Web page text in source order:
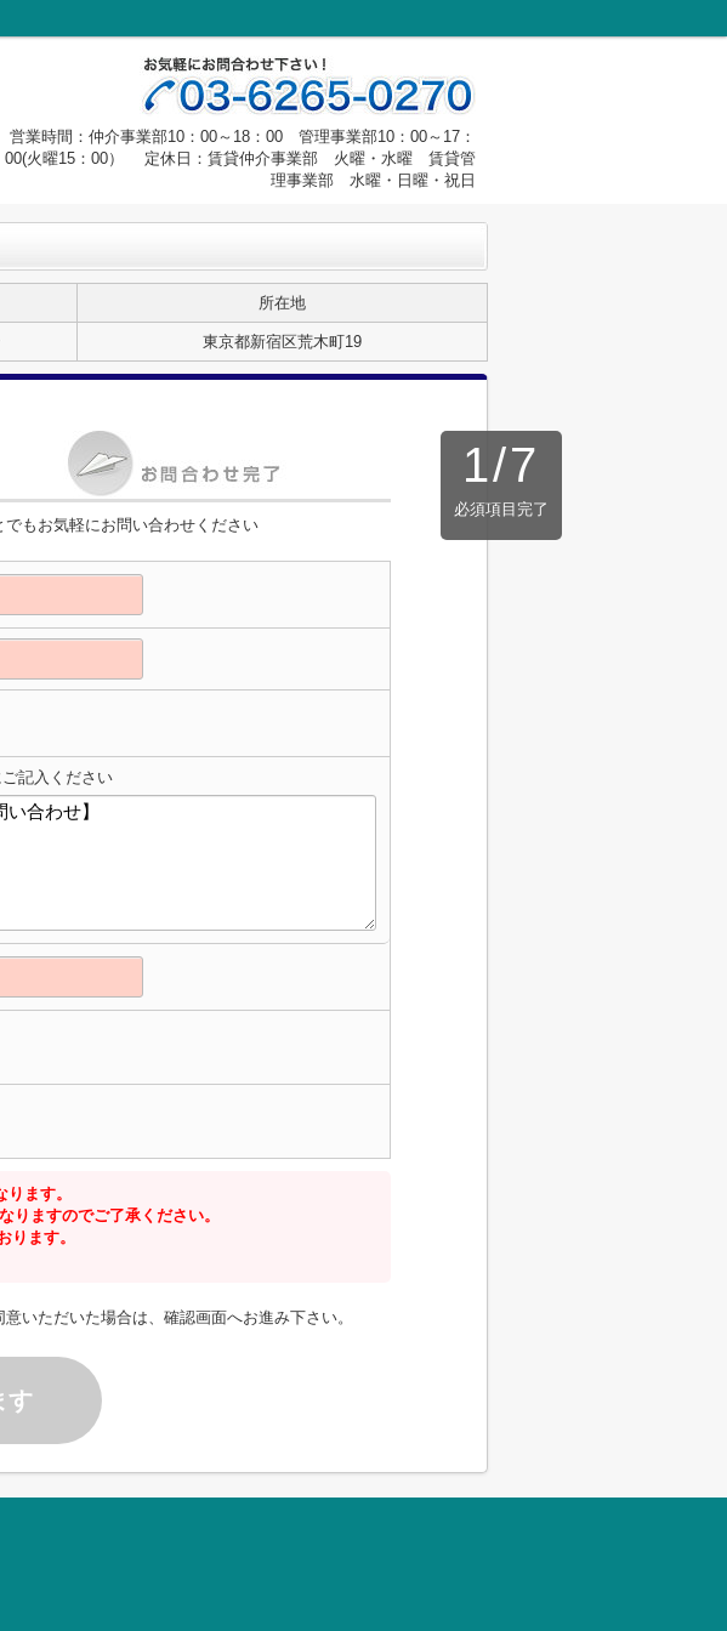
営業時間：仲介事業部10：00～18：00 管理事業部10：00～17：
00(火曜15：00） 定休日：賃貸仲介事業部 火曜・水曜 賃貸管
理事業部 水曜・日曜・祝日
所在地
東京都新宿区荒木町19
1/7
必須項目完了
もお気軽にお問い合わせください
記入ください
ます。
りますのでご了承ください。
ます。
いただいた場合は、確認画面へお進み下さい。
す